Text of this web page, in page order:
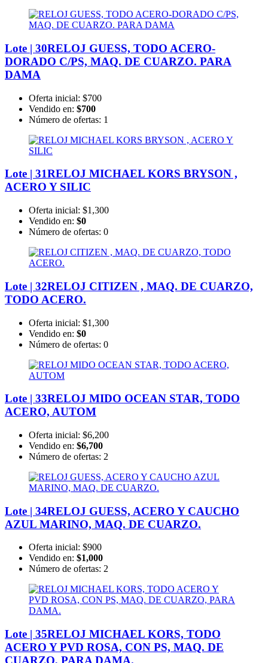
Lote | 30RELOJ GUESS, TODO ACERO-
DORADO C/PS, MAQ. DE CUARZO. PARA
DAMA
Oferta inicial: $700
Vendido en: $700
Número de ofertas: 1
Lote | 31RELOJ MICHAEL KORS BRYSON ,
ACERO Y SILIC
Oferta inicial: $1,300
Vendido en: $0
Número de ofertas: 0
Lote | 32RELOJ CITIZEN , MAQ. DE CUARZO,
TODO ACERO.
Oferta inicial: $1,300
Vendido en: $0
Número de ofertas: 0
Lote | 33RELOJ MIDO OCEAN STAR, TODO
ACERO, AUTOM
Oferta inicial: $6,200
Vendido en: $6,700
Número de ofertas: 2
Lote | 34RELOJ GUESS, ACERO Y CAUCHO
AZUL MARINO, MAQ. DE CUARZO.
Oferta inicial: $900
Vendido en: $1,000
Número de ofertas: 2
Lote | 35RELOJ MICHAEL KORS, TODO
ACERO Y PVD ROSA, CON PS, MAQ. DE
CUARZO, PARA DAMA.